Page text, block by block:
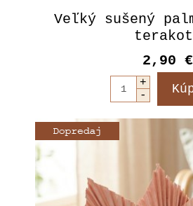
Veľký sušený
2,90 €